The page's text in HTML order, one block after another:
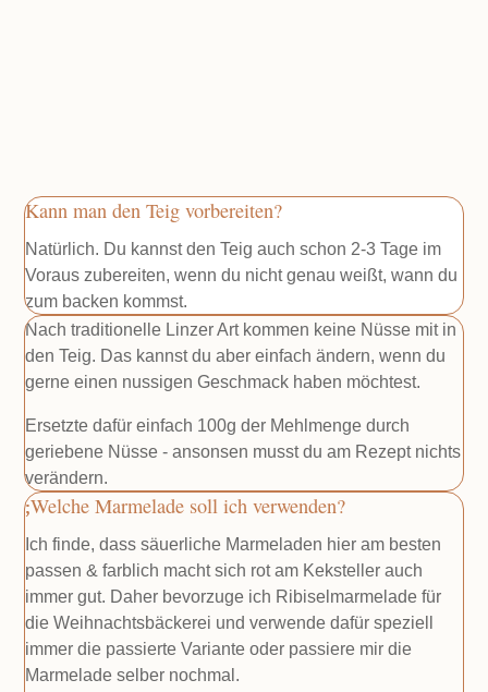
Kann man den Teig vorbereiten?
Natürlich. Du kannst den Teig auch schon 2-3 Tage im
Voraus zubereiten, wenn du nicht genau weißt, wann du
zum backen kommst.
Nach traditionelle Linzer Art kommen keine Nüsse mit in
den Teig. Das kannst du aber einfach ändern, wenn du
gerne einen nussigen Geschmack haben möchtest.
Ersetzte dafür einfach 100g der Mehlmenge durch
geriebene Nüsse - ansonsen musst du am Rezept nichts
verändern.
Welche Marmelade soll ich verwenden?
Ich finde, dass säuerliche Marmeladen hier am besten
passen & farblich macht sich rot am Keksteller auch
immer gut. Daher bevorzuge ich Ribiselmarmelade für
die Weihnachtsbäckerei und verwende dafür speziell
immer die passierte Variante oder passiere mir die
Marmelade selber nochmal.